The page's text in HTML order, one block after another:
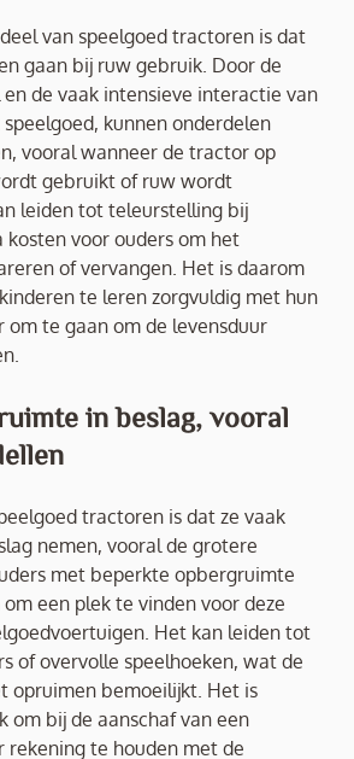
van speelgoed tractoren is dat
gaan bij ruw gebruik. Door de
de vaak intensieve interactie van
kunnen onderdelen
vooral wanneer de tractor op
gebruikt of ruw wordt
leiden tot teleurstelling bij
kosten voor ouders om het
of vervangen. Het is daarom
te leren zorgvuldig met hun
om te gaan om de levensduur
in beslag, vooral
tractoren is dat ze vaak
nemen, vooral de grotere
met beperkte opbergruimte
een plek te vinden voor deze
Het kan leiden tot
of overvolle speelhoeken, wat de
opruimen bemoeilijkt. Het is
om bij de aanschaf van een
rekening te houden met de